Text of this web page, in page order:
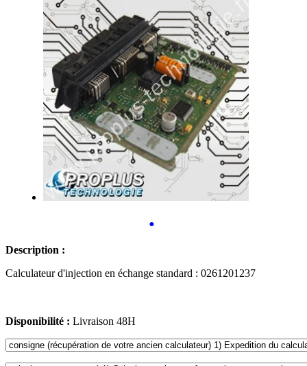
•
Description :
Calculateur d'injection en échange standard : 0261201237
Disponibilité : Livraison 48H